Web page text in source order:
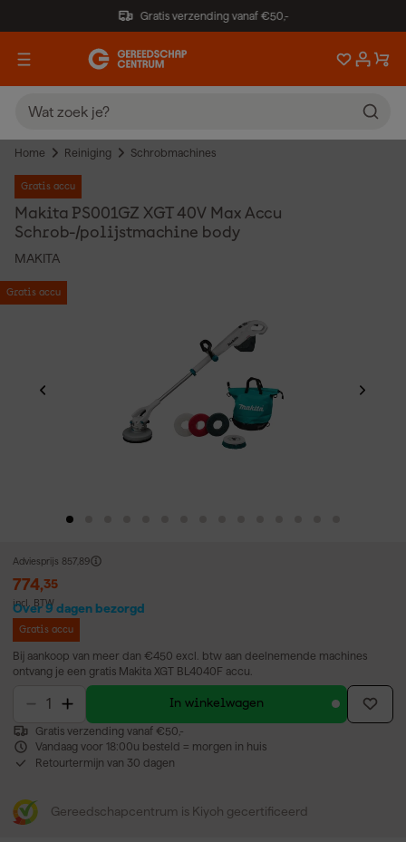
Gratis verzending vanaf €50,-
Home Reiniging Schrobmachines
Gratis accu
Makita PS001GZ XGT 40V Max Accu
Schrob-/polijstmachine body
MAKITA
Gratis accu
Adviesprijs 857,89
774,35
incl. BTW
Over 9 dagen bezorgd
Gratis accu
Bij aankoop van meer dan €450 excl. btw aan deelnemende machines
ontvang je een gratis Makita XGT BL4040F accu.
In winkelwagen
Gratis verzending vanaf €50,-
Vandaag voor 18:00u besteld = morgen in huis
Retourtermijn van 30 dagen
Gereedschapcentrum is Kiyoh gecertificeerd